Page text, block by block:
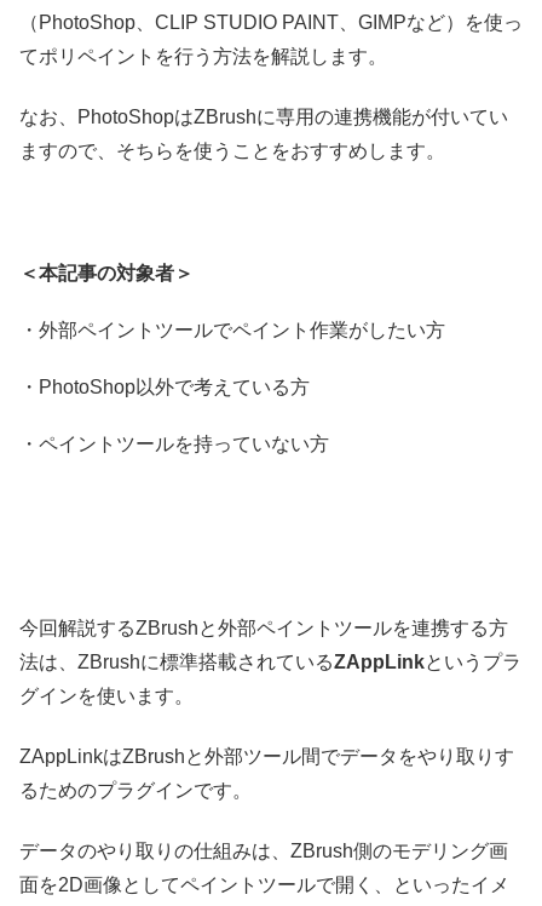
（PhotoShop、CLIP STUDIO PAINT、GIMPなど）を使っ
てポリペイントを行う方法を解説します。
なお、PhotoShopはZBrushに専用の連携機能が付いてい
ますので、そちらを使うことをおすすめします。
＜本記事の対象者＞
・外部ペイントツールでペイント作業がしたい方
・PhotoShop以外で考えている方
・ペイントツールを持っていない方
今回解説するZBrushと外部ペイントツールを連携する方
法は、ZBrushに標準搭載されているZAppLinkというプラ
グインを使います。
ZAppLinkはZBrushと外部ツール間でデータをやり取りす
るためのプラグインです。
データのやり取りの仕組みは、ZBrush側のモデリング画
面を2D画像としてペイントツールで開く、といったイメ